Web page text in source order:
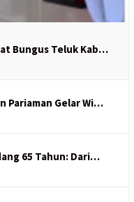
Bungus Teluk Kab…
Pariaman Gelar Wi…
65 Tahun: Dari…